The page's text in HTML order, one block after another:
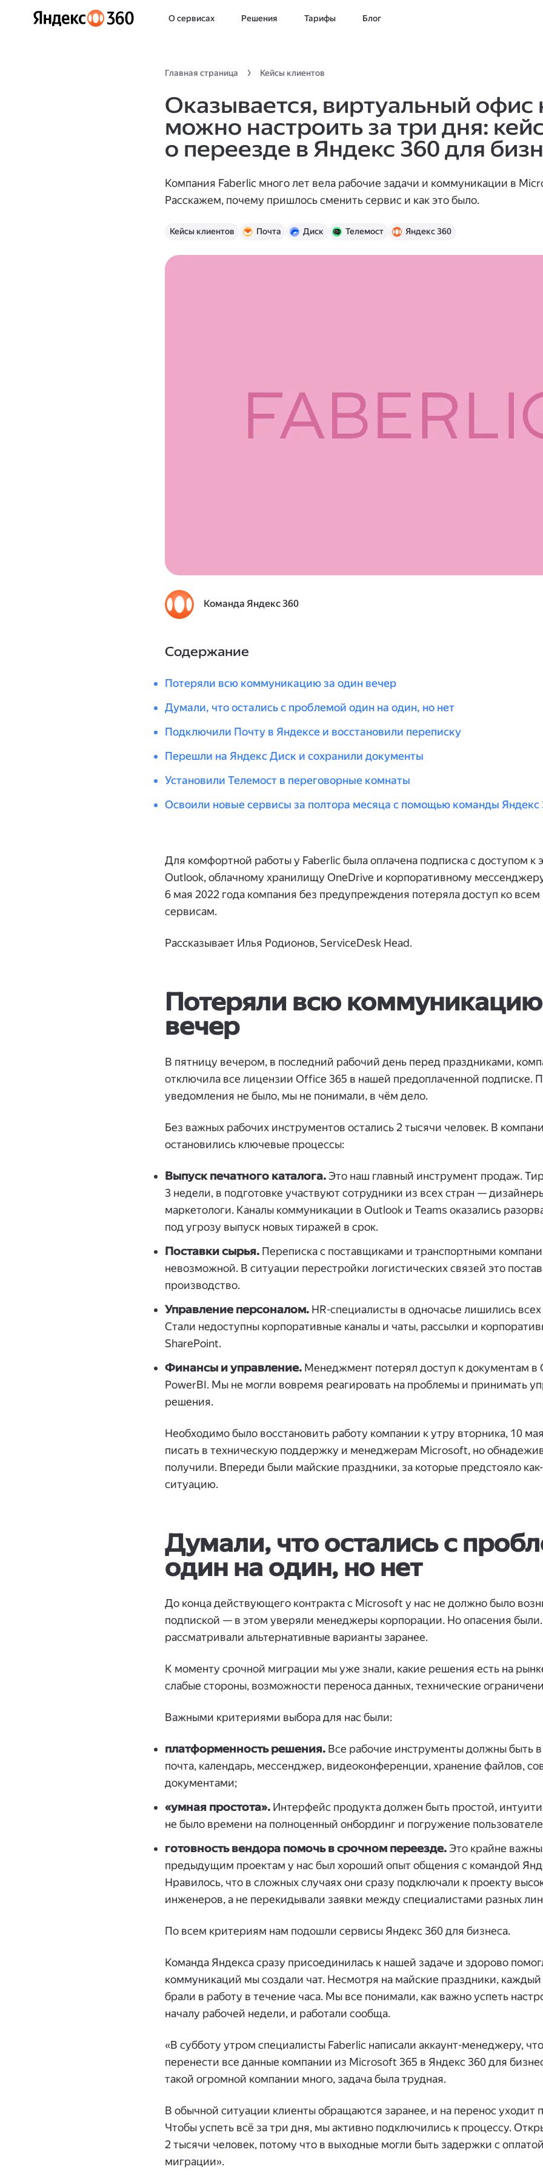
О сервисах Решения Тарифы Блог
Главная страница Кейсы клиентов
Оказывается, виртуальный офис
можно настроить за три дня:
о переезде в Яндекс 360 для
Компания Faberlic много лет вела рабочие задачи и коммуникации в
Расскажем, почему пришлось сменить сервис и как это было.
Кейсы клиентов Почта Диск Телемост Яндекс 360
Команда Яндекс 360
Содержание
Потеряли всю коммуникацию за один вечер
Думали, что остались с проблемой один на один, но нет
Подключили Почту в Яндексе и восстановили переписку
Перешли на Яндекс Диск и сохранили документы
Установили Телемост в переговорные комнаты
Освоили новые сервисы за полтора месяца с помощью команды Яндекс
Для комфортной работы у Faberlic была оплачена подписка с доступом к
Outlook, облачному хранилищу OneDrive и корпоративному
6 мая 2022 года компания без предупреждения потеряла доступ ко
сервисам.
Рассказывает Илья Родионов, ServiceDesk Head.
Потеряли всю
вечер
В пятницу вечером, в последний рабочий день перед праздниками,
отключила все лицензии Office 365 в нашей предоплаченной подписке.
уведомления не было, мы не понимали, в чём дело.
Без важных рабочих инструментов остались 2 тысячи человек. В
остановились ключевые процессы:
Выпуск печатного каталога. Это наш главный инструмент продаж.
3 недели, в подготовке участвуют сотрудники из всех стран —
маркетологи. Каналы коммуникации в Outlook и Teams оказались
под угрозу выпуск новых тиражей в срок.
Поставки сырья. Переписка с поставщиками и транспортными
невозможной. В ситуации перестройки логистических связей это
производство.
Управление персоналом. HR-специалисты в одночасье лишились
Стали недоступны корпоративные каналы и чаты, рассылки и
SharePoint.
Финансы и управление. Менеджмент потерял доступ к документам в
PowerBI. Мы не могли вовремя реагировать на проблемы и принимать
решения.
Необходимо было восстановить работу компании к утру вторника, 10
писать в техническую поддержку и менеджерам Microsoft, но
получили. Впереди были майские праздники, за которые предстояло
ситуацию.
Думали, что остались с
один на один, но нет
До конца действующего контракта с Microsoft у нас не должно было
подпиской — в этом уверяли менеджеры корпорации. Но опасения
рассматривали альтернативные варианты заранее.
К моменту срочной миграции мы уже знали, какие решения есть на
слабые стороны, возможности переноса данных, технические
Важными критериями выбора для нас были:
платформенность решения. Все рабочие инструменты должны быть
почта, календарь, мессенджер, видеоконференции, хранение файлов,
документами;
«умная простота». Интерфейс продукта должен быть простой,
не было времени на полноценный онбординг и погружение
готовность вендора помочь в срочном переезде. Это крайне
предыдущим проектам у нас был хороший опыт общения с командой
Нравилось, что в сложных случаях они сразу подключали к проекту
инженеров, а не перекидывали заявки между специалистами разных
По всем критериям нам подошли сервисы Яндекс 360 для бизнеса.
Команда Яндекса сразу присоединилась к нашей задаче и здорово
коммуникаций мы создали чат. Несмотря на майские праздники, каждый
брали в работу в течение часа. Мы все понимали, как важно успеть
началу рабочей недели, и работали сообща.
«В субботу утром специалисты Faberlic написали аккаунт-менеджеру,
перенести все данные компании из Microsoft 365 в Яндекс 360 для
такой огромной компании много, задача была трудная.
В обычной ситуации клиенты обращаются заранее, и на перенос уходит
Чтобы успеть всё за три дня, мы активно подключились к процессу.
2 тысячи человек, потому что в выходные могли быть задержки с
миграции».